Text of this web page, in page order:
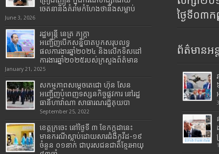
ចេតនានិងគំរាមកំហែងថានឹងសម្លាប់
June 3, 2026
រដ្ឋមន្រ្តី​ នេត្រ​ ភក្ត្រា​
អញ្ជើញបើកសន្និបាតបូកសរុបលទ្ធ
ផលការងារឆ្នាំ២០២៤ និងលើកទិសដៅ
ការងារឆ្នាំ២០២៥របស់​ក្រសួង​ព័ត៌មាន​
January 21, 2025
សកម្មភាពសម្តេចតេជោ ហ៊ុន សែន
អញ្ជើញបំពេញទស្សនកិច្ចផ្លូវការ នៅរដ្ឋ
ធានីហាវ៉ាណា សាធារណរដ្ឋគុយបា
September 25, 2022
ខេត្តក្រចេះ នៅថ្ងៃទី ៣ ខែកក្កដានេះ
មានករណីស្លាប់ដោយសារជំងឺកូវីដ-១៩
ចំនួន ០១នាក់ ជាបុរសជនជាតិខ្មែរអាយុ
ថ្ងៃទី០៣
ព័ត៌មានអន្